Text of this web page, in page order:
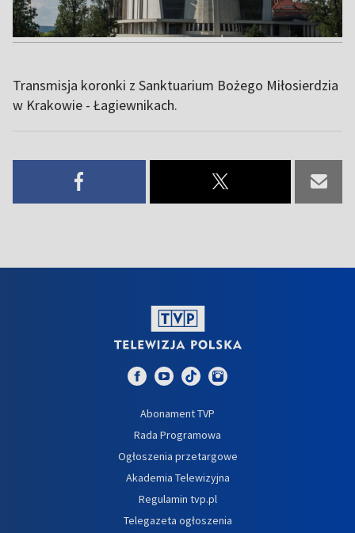
Transmisja koronki z Sanktuarium Bożego Miłosierdzia
w Krakowie - Łagiewnikach.
Abonament TVP
Rada Programowa
Ogłoszenia przetargowe
Akademia Telewizyjna
Regulamin tvp.pl
Telegazeta ogłoszenia